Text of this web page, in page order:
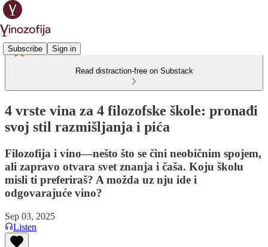
Subscribe Sign in
Read distraction-free on Substack
4 vrste vina za 4 filozofske škole: pronađi
svoj stil razmišljanja i pića
Filozofija i vino—nešto što se čini neobičnim spojem,
ali zapravo otvara svet znanja i čaša. Koju školu
misli ti preferiraš? A možda uz nju ide i
odgovarajuće vino?
Sep 03, 2025
Listen